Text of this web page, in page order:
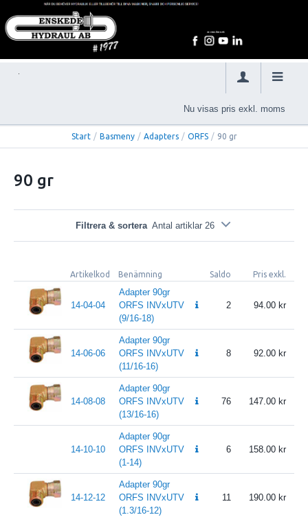
Nu visas pris exkl. moms
Start / Basmeny / Adapters / ORFS / 90 gr
90 gr
Filtrera & sortera Antal artiklar 26
Artikelkod Benämning Saldo Pris exkl.
14-04-04
Adapter 90gr
ORFS INVxUTV
(9/16-18)
2 94.00
14-06-06
Adapter 90gr
ORFS INVxUTV
(11/16-16)
8 92.00
14-08-08
Adapter 90gr
ORFS INVxUTV
(13/16-16)
76 147.00
14-10-10
Adapter 90gr
ORFS INVxUTV
(1-14)
6 158.00
14-12-12
Adapter 90gr
ORFS INVxUTV
(1.3/16-12)
11 190.00